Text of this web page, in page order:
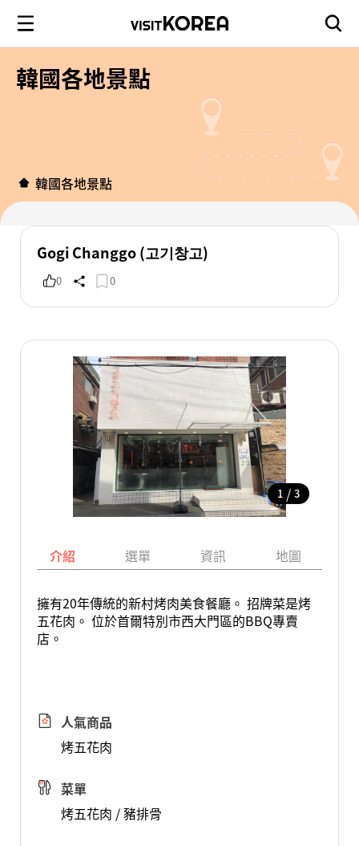
韓國各地景點
韓國各地景點
Gogi Changgo (고기창고)
0 0
1 / 3
介紹 選單 資訊 地圖
擁有20年傳統的新村烤肉美食餐廳。 招牌菜是烤
五花肉。 位於首爾特別市西大門區的BBQ專賣
店。
人氣商品
烤五花肉
菜單
烤五花肉 / 豬排骨